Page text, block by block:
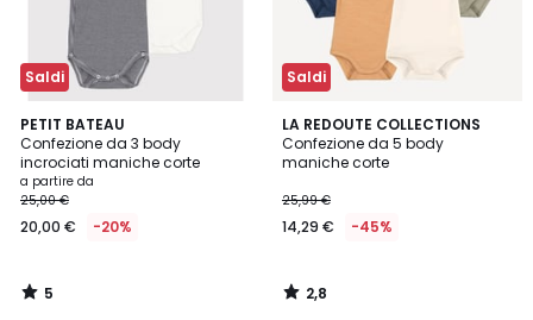
Saldi
PETIT BATEAU
Confezione da 3 body
incrociati maniche corte
a partire da
25,00 €
20,00 € -20%
5
/
5
5
/
Saldi
LA REDOUTE COLLECTIONS
Confezione da 5 body
maniche corte
25,99 €
14,29 € -45%
2,8
/ 5
2,8
/